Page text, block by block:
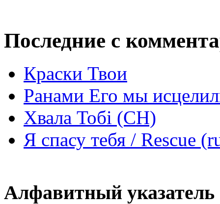
Последние с
Краски Твои
Ранами Его мы
Хвала Тобі (СН)
Я спасу тебя / Rescue
Алфавитный указатель